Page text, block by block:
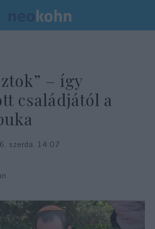
– így
családjától a
szerda, 14:07